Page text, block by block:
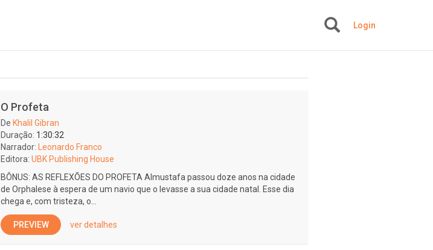
Login
O Profeta
De Khalil Gibran
Duração: 1:30:32
Narrador:
Leonardo Franco
Editora: UBK Publishing House
BÔNUS: AS REFLEXÕES DO PROFETA Almustafa passou doze anos na cidade
de Orphalese à espera de um navio que o levasse a sua cidade natal. Esse dia
chega e, com tristeza, o...
PREVIEW ver detalhes